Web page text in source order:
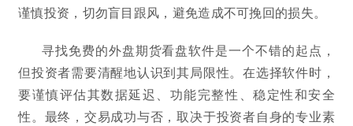
谨慎投资，切勿盲目跟风，避免造成不可挽回的损失。
寻找免费的外盘期货看盘软件是一个不错的起点，
但投资者需要清醒地认识到其局限性。在选择软件时，
要谨慎评估其数据延迟、功能完整性、稳定性和安全
性。最终，交易成功与否，取决于投资者自身的专业素